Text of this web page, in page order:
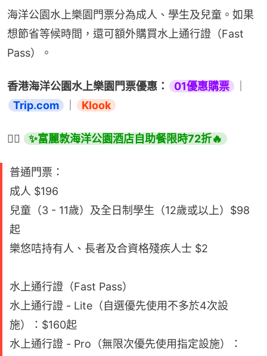
海洋公園水上樂園門票分為成人、學生及兒童。如果
想節省等候時間，還可額外購買水上通行證（Fast
Pass）。
香港海洋公園水上樂園門票優惠： 01優惠購票
Trip.com
Klook
👉🏻 ✨富麗敦海洋公園酒店自助餐限時72折🔥
普通門票：
成人 $196
兒童（3 - 11歲）及全日制學生（12歲或以上）$98
起
樂悠咭持有人、長者及合資格殘疾人士 $2
水上通行證（Fast Pass）
水上通行證 - Lite（自選優先使用不多於4次設
施）：$160起
水上通行證 - Pro（無限次優先使用指定設施）：